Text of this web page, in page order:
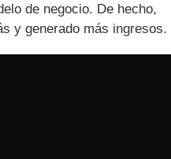
de negocio. De hecho,
y generado más ingresos.